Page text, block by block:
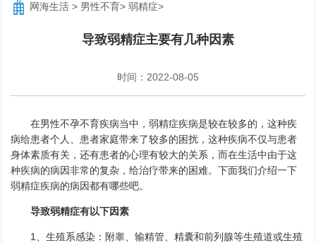
网海生活 > 男性不育>弱精症>
导致弱精症主要有几种因素
时间：2022-08-05
在男性不孕不育疾病当中，弱精症疾病是较在较多的，这种疾
病给患者个人、患者家庭带来了较多的困扰，这种疾病不仅与患者
身体素质有关，还有患者的心理有较大的关系，而在生活中由于这
种疾病的病因非常的复杂，给治疗带来的困难。下面我们介绍一下
弱精症疾病的病因都有哪些吧。
导致弱精症有以下因素
1、生殖系感染：附睾、输精管、精囊和前列腺等生殖道或生殖